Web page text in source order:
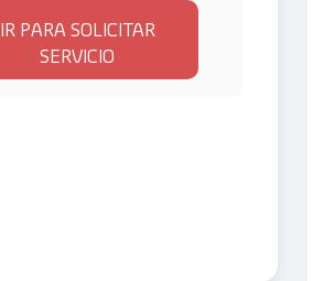
IR PARA SOLICITAR
SERVICIO